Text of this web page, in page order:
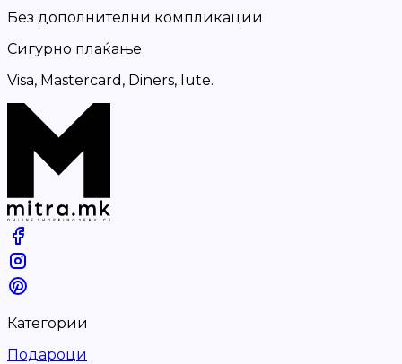
Без дополнителни компликации
Сигурно плаќање
Visa, Mastercard, Diners, Iute.
Категории
Подароци